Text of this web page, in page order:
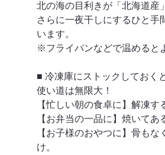
北の海の目利きが「北海道産
さらに一夜干しにするひと手
います。
※フライパンなどで温めると
■ 冷凍庫にストックしておく
使い道は無限大！
【忙しい朝の食卓に】解凍
【お弁当の一品に】焼いてあ
【お子様のおやつに】骨も
け。